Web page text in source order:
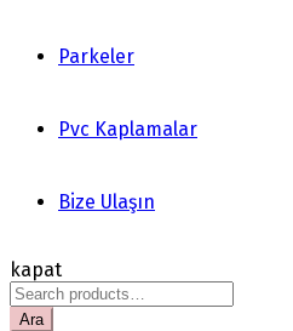
Parkeler
Pvc Kaplamalar
Bize Ulaşın
kapat
Search
for:
Ara